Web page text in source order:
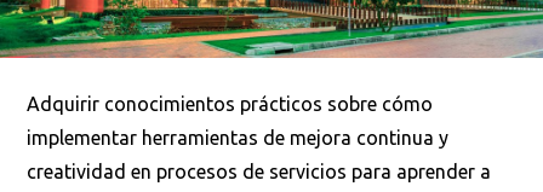
Adquirir conocimientos prácticos sobre cómo
implementar herramientas de mejora continua y
creatividad en procesos de servicios para aprender a